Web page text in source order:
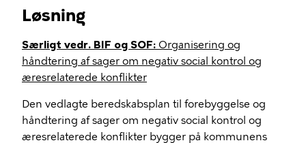
Løsning
Særligt vedr. BIF og SOF: Organisering og
håndtering af sager om negativ social kontrol og
æresrelaterede konflikter
Den vedlagte beredskabsplan til forebyggelse og
håndtering af sager om negativ social kontrol og
æresrelaterede konflikter bygger på kommunens